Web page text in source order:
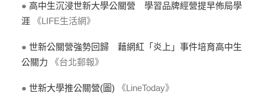
● 高中生沉浸世新大學公關營 學習品牌經營提早佈局學
涯 《LIFE生活網》
● 世新公關營強勢回歸 藉網紅「炎上」事件培育高中生
公關力 《台北郵報》
● 世新大學推公關營(圖) 《LineToday》